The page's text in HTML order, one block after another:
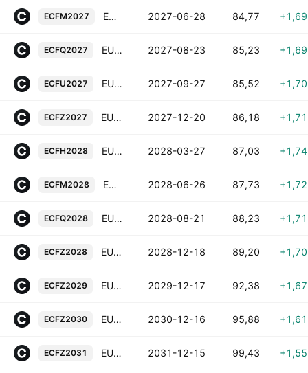
ECFM2027 EUA Futures (Jun 2027) 2027-06-28 84,77
ECFQ2027 EUA Futures (Aug 2027) 2027-08-23 85,23
ECFU2027 EUA Futures (Sep 2027) 2027-09-27 85,52
ECFZ2027 EUA Futures (Dec 2027) 2027-12-20 86,18
ECFH2028 EUA Futures (Mar 2028) 2028-03-27 87,03
ECFM2028 EUA Futures (Jun 2028) 2028-06-26 87,73
ECFQ2028 EUA Futures (Aug 2028) 2028-08-21 88,23
ECFZ2028 EUA Futures (Dec 2028) 2028-12-18 89,20
ECFZ2029 EUA Futures (Dec 2029) 2029-12-17 92,38
ECFZ2030 EUA Futures (Dec 2030) 2030-12-16 95,88
ECFZ2031 EUA Futures (Dec 2031) 2031-12-15 99,43